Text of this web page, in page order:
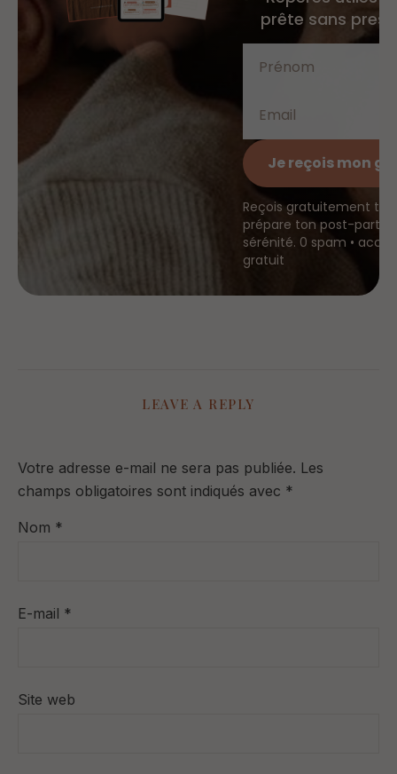
prête sans
Je reçois mon
Reçois gratuitement
prépare ton post-
sérénité. 0 spam •
gratuit
LEAVE A REPLY
Votre adresse e-mail ne sera pas publiée. Les
champs obligatoires sont indiqués avec *
Nom *
E-mail *
Site web